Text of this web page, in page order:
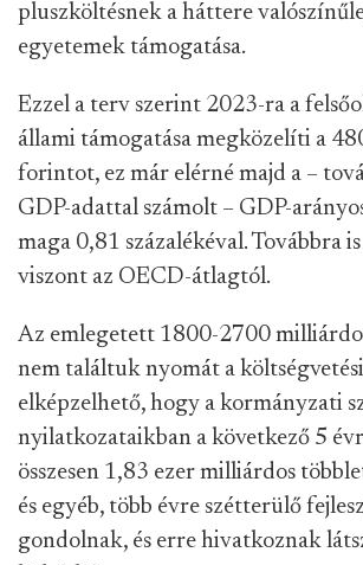
pluszköltésnek a háttere
egyetemek támogatása.
Ezzel a terv szerint 2023-ra a
állami támogatása megközelíti a
forintot, ez már elérné majd a –
GDP-adattal számolt – GDP-
maga 0,81 százalékéval. Továbbra
viszont az OECD-átlagtól.
Az emlegetett 1800-2700
nem találtuk nyomát a
elképzelhető, hogy a kormányzati
nyilatkozataikban a következő 5
összesen 1,83 ezer milliárdos
és egyéb, több évre szétterülő
gondolnak, és erre hivatkoznak